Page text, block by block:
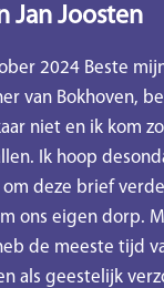
Jan Joosten
2024 Beste
van Bokhoven,
niet en ik kom
Ik hoop
deze brief
ons eigen dorp.
de meeste tijd
als geestelijk